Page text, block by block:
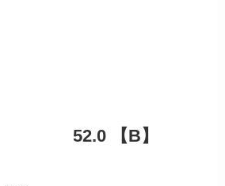
52.0 【B】